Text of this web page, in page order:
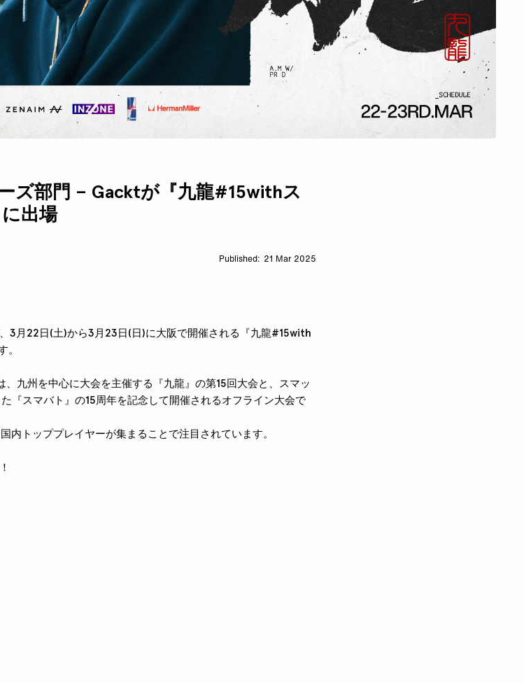
ズ部門 – Gacktが『九龍#15withス
出場
21 Mar 2025
3月22日(土)から3月23日(日)に大阪で開催される『九龍#15with
。
九州を中心に大会を主催する『九龍』の第15回大会と、スマッ
『スマバト』の15周年を記念して開催されるオフライン大会で
トッププレイヤーが集まることで注目されています。